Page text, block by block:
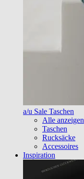
a/u Sale Taschen
Alle anzeigen
Taschen
Rucksäcke
Accessoires
Inspiration